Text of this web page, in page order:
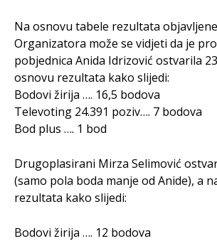
Na osnovu tabele rezultata
Organizatora može se vidjeti da je
pobjednica Anida Idrizović ostvarila
osnovu rezultata kako slijedi:
Bodovi žirija …. 16,5 bodova
Televoting 24.391 poziv…. 7 bodova
Bod plus …. 1 bod
Drugoplasirani Mirza Selimović
(samo pola boda manje od Anide), a
rezultata kako slijedi:
Bodovi žirija …. 12 bodova